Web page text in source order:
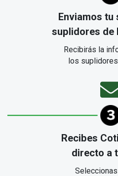
Enviamos tu
suplidores de
Recibirás la
los
Recibes
directo a